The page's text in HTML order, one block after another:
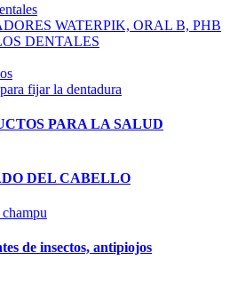
WATERPIK, ORAL B, PHB
DENTALES
fijar la dentadura
PARA LA SALUD
DEL CABELLO
de insectos, antipiojos